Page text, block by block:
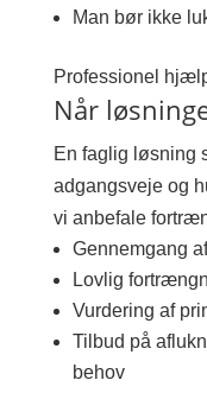
Man bør ikke
Professionel
Når
En faglig løsning
adgangsveje og
vi anbefale
Gennemgang
Lovlig
Vurdering af
Tilbud på
behov